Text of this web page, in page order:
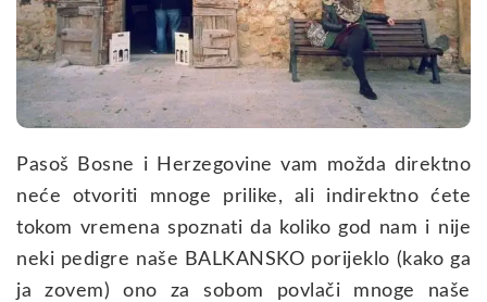
Pasoš Bosne i Herzegovine vam možda direktno
neće otvoriti mnoge prilike, ali indirektno ćete
tokom vremena spoznati da koliko god nam i nije
neki pedigre naše BALKANSKO porijeklo (kako ga
ja zovem) ono za sobom povlači mnoge naše